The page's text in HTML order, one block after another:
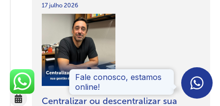
17 julho 2026
Centralizar ou descentralizar sua